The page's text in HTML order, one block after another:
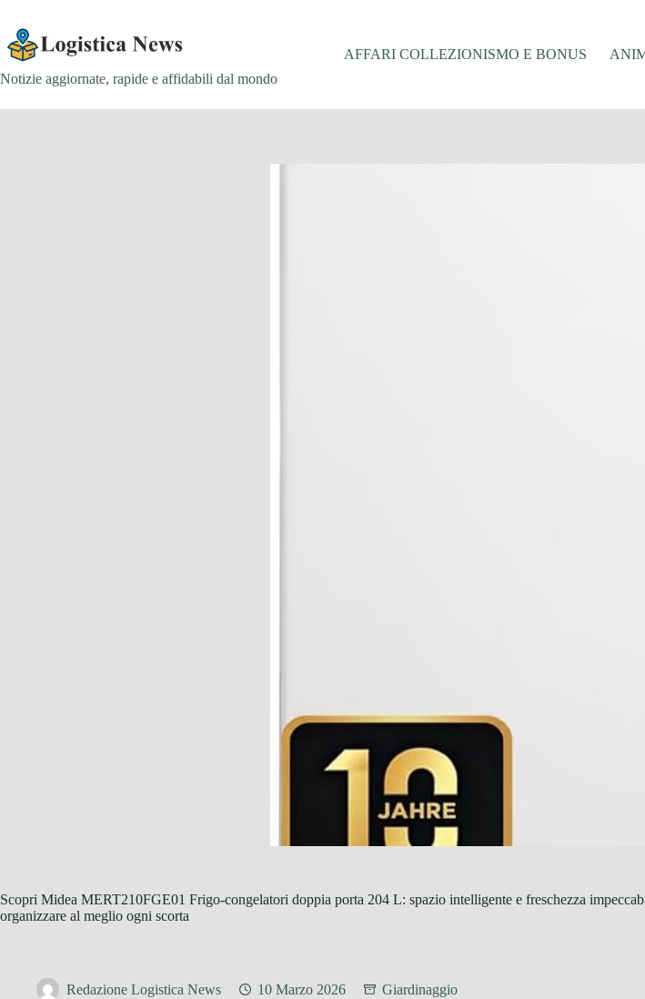
contenuto
Notizie aggiornate, rapide e affidabili dal mondo
AFFARI COLLEZIONISMO E BONUS
Scopri Midea MERT210FGE01 Frigo-congelatori doppia porta 204 L: spazio intelligente e freschezza
organizzare al meglio ogni scorta
Redazione Logistica News 10 Marzo 2026 Giardinaggio